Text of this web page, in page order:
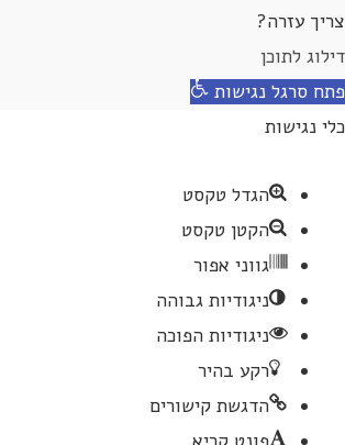
צריך עזרה?
דילוג לתוכן
פתח סרגל נגישות
כלי נגישות
הגדל טקסט
הקטן טקסט
גווני אפור
ניגודיות גבוהה
ניגודיות הפוכה
רקע בהיר
הדגשת קישורים